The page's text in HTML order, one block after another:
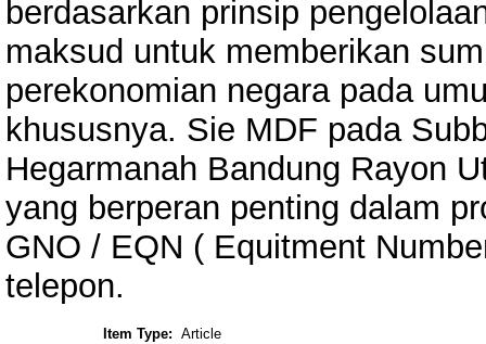
berdasarkan prinsip
maksud untuk memberikan
perekonomian negara pada
khususnya. Sie MDF pada
Hegarmanah Bandung Rayon
yang berperan penting dalam
GNO / EQN ( Equitment
telepon.
Item Type: Article